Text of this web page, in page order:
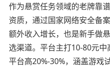
作为悬赏任务领域的老牌靠
资质，通过国家网络安全备
额外收入增长，也是新手做
选渠道。平台主打10-80元
平台高20%-30%，涵盖游戏